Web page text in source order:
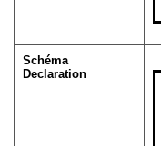
Schéma
Declaration